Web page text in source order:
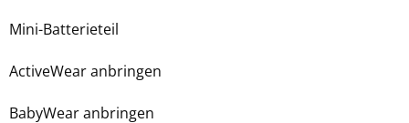
Mini-Batterieteil
ActiveWear anbringen
BabyWear anbringen